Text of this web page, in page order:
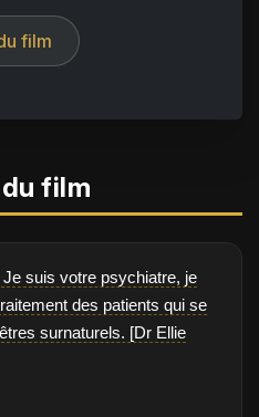
film
film
suis votre psychiatre, je
des patients qui se
surnaturels. [Dr Ellie